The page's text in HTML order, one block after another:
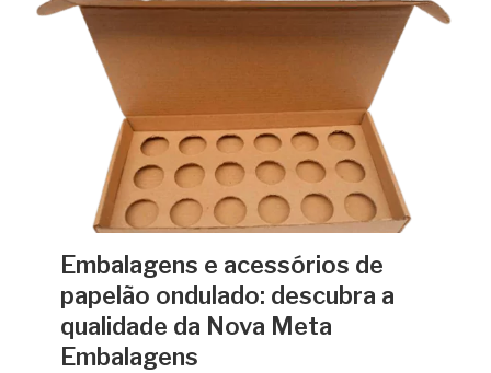
Embalagens e acessórios de
papelão ondulado: descubra a
qualidade da Nova Meta
Embalagens